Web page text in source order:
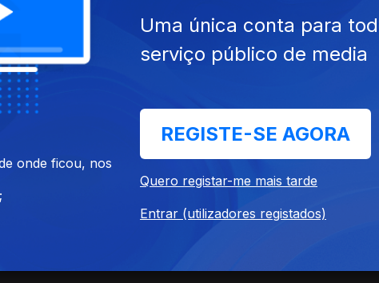
onde ficou, nos
Uma única conta para
serviço público de media
REGISTE-SE AGORA
Quero registar-me mais tarde
Entrar (utilizadores registados)